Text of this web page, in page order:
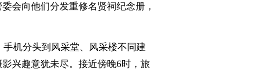
会向他们分发重修名贤祠纪念册，
机分头到风采堂、风采楼不同建
兴趣意犹未尽。接近傍晚6时，旅